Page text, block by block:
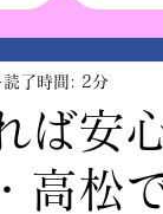
ば安
高松
読了時間: 2分